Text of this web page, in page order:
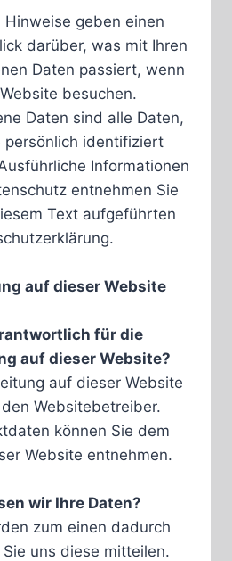
Hinweise geben einen
darüber, was mit Ihren
Daten passiert, wenn
besuchen.
Daten sind alle Daten,
persönlich identifiziert
Informationen
entnehmen Sie
Text aufgeführten
auf dieser Website
für die
auf dieser Website?
auf dieser Website
Websitebetreiber.
können Sie dem
Website entnehmen.
wir Ihre Daten?
zum einen dadurch
uns diese mitteilen.